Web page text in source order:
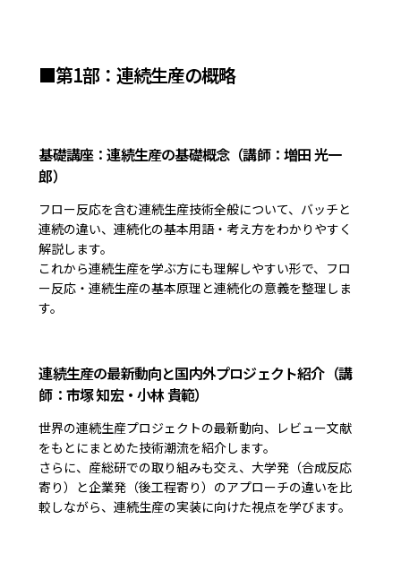
■第1部：連続生産の概略
基礎講座：連続生産の基礎概念（講師：増田 光一
郎）
フロー反応を含む連続生産技術全般について、バッチと
連続の違い、連続化の基本用語・考え方をわかりやすく
解説します。
これから連続生産を学ぶ方にも理解しやすい形で、フロ
ー反応・連続生産の基本原理と連続化の意義を整理しま
す。
連続生産の最新動向と国内外プロジェクト紹介（講
師：市塚 知宏・小林 貴範）
世界の連続生産プロジェクトの最新動向、レビュー文献
をもとにまとめた技術潮流を紹介します。
さらに、産総研での取り組みも交え、大学発（合成反応
寄り）と企業発（後工程寄り）のアプローチの違いを比
較しながら、連続生産の実装に向けた視点を学びます。